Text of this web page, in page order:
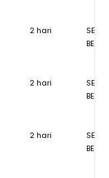
2 hari
2 hari
2 hari